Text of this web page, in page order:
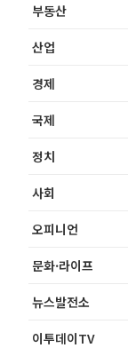
부동산
산업
경제
국제
정치
사회
오피니언
문화·라이프
뉴스발전소
이투데이TV